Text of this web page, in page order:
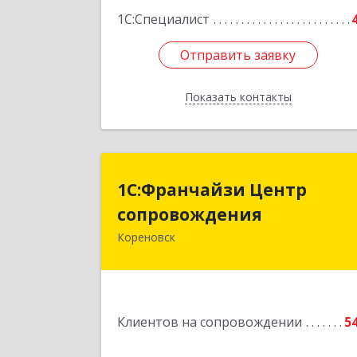
1С:Специалист
Отправить заявку
Показать контакты
Отправить заявку
Назад
1С:Франчайзи Центр
сопровождения
Кореновск
Клиентов на сопровождении
1С:Франчайзи Центр
сопровождения